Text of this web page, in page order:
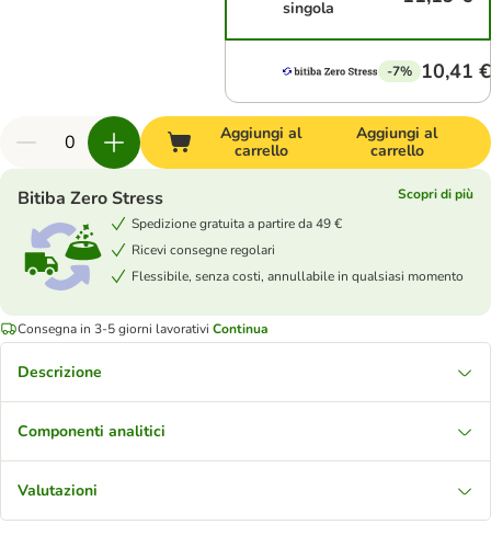
singola
-7% 10,41 €
Aggiungi al
carrello
Aggiungi al
carrello
Bitiba Zero Stress
Scopri di più
Spedizione gratuita a partire da 49 €
Ricevi consegne regolari
Flessibile, senza costi, annullabile in qualsiasi momento
Consegna in 3-5 giorni lavorativi Continua
Descrizione
Componenti analitici
Valutazioni